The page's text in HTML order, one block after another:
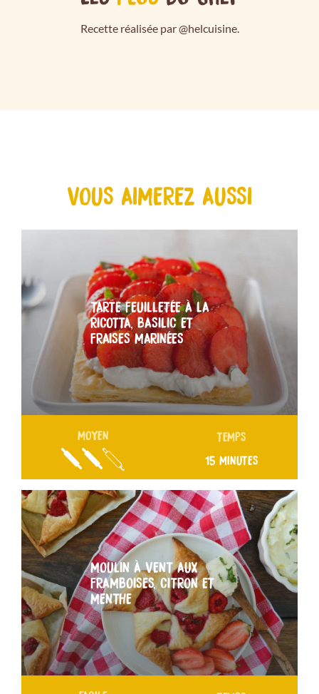
Recette réalisée par @helcuisine.
VOUS AIMEREZ AUSSI
TARTE FEUILLETÉE À LA
RICOTTA, BASILIC ET
FRAISES MARINÉES
MOYEN TEMPS
15 MINUTES
MOULIN À VENT AUX
FRAMBOISES, CITRON ET
MENTHE